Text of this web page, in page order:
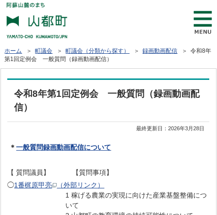
ホーム ＞町議会 ＞町議会（分類から探す） ＞録画動画配信 ＞ 令和8年
第1回定例会 一般質問（録画動画配信）
令和8年第1回定例会 一般質問（録画動画配
信）
最終更新日：2026年3月28日
＊一般質問録画動画配信について
【 質問議員】 【質問事項】
◯1番梶原甲亮
（外部リンク）
1 稼げる農業の実現に向けた産業基盤整備につ
いて